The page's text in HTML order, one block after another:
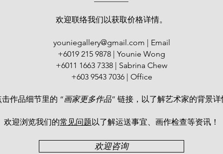
欢迎联络我们以获取价格详情。
youniegallery@gmail.com | Email
+6019 215 9878 | Younie Wong
+6011 1663 7338 | Sabrina Chew
+603 9543 7036 | Office
作品细节里的 “画家更多作品” 链接，以了解艺术家的背景详
欢迎浏览我们的常见问题以了解运送事宜、画作检查等资讯！​
欢迎咨询